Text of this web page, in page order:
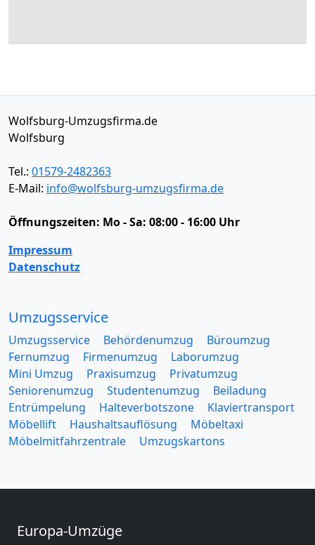
Wolfsburg-Umzugsfirma.de
Wolfsburg
Tel.: 01579-2482363
E-Mail: info@wolfsburg-umzugsfirma.de
Öffnungszeiten: Mo - Sa: 08:00 - 16:00 Uhr
Impressum
Datenschutz
Umzugsservice
Umzugsservice Behördenumzug
Büroumzug
Fernumzug
Firmenumzug
Laborumzug
Mini Umzug
Praxisumzug
Privatumzug
Seniorenumzug
Studentenumzug
Beiladung
Entrümpelung
Halteverbotszone
Klaviertransport
Möbellift
Haushaltsauflösung
Möbeltaxi
Möbelmitfahrzentrale
Umzugskartons
Europa-Umzüge